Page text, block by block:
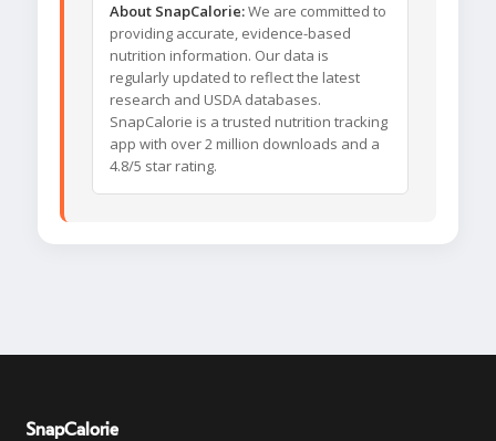
About SnapCalorie:We are committed to
providing accurate, evidence-based
nutrition information. Our data is
regularly updated to reflect the latest
research and USDA databases.
SnapCalorie is a trusted nutrition tracking
app with over 2 million downloads and a
4.8/5 star rating.
SnapCalorie